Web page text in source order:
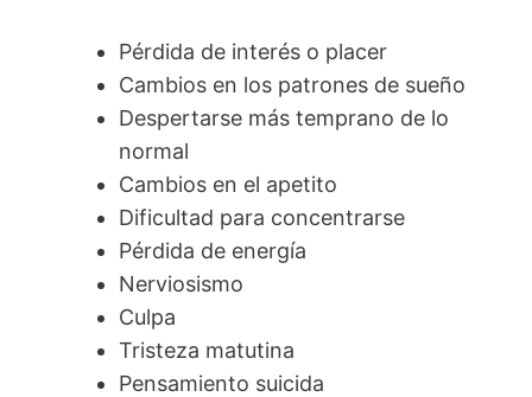
Pérdida de interés o placer
Cambios en los patrones de sueño
Despertarse más temprano de lo
normal
Cambios en el apetito
Dificultad para concentrarse
Pérdida de energía
Nerviosismo
Culpa
Tristeza matutina
Pensamiento suicida